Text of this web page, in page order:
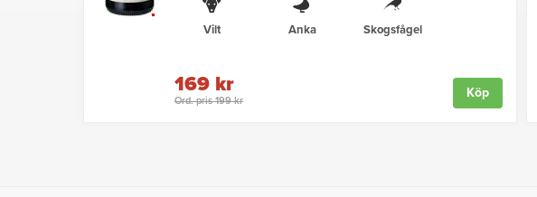
Vilt Anka Skogsfågel
Ord. pris 199 kr
169 kr Köp